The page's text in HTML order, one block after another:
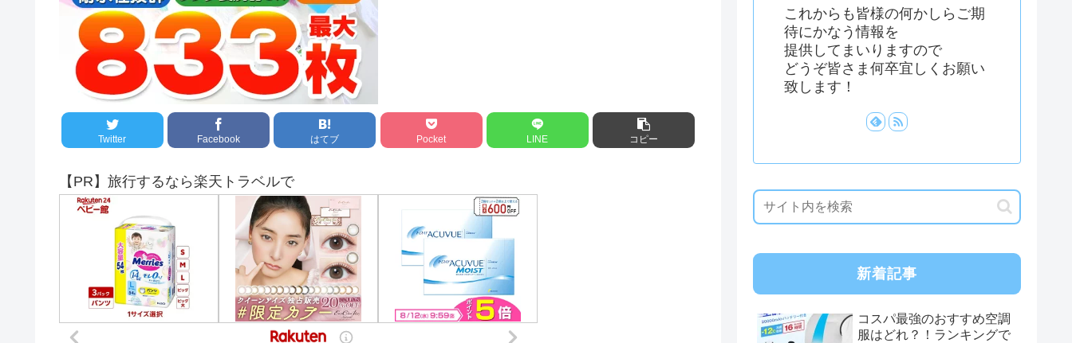
Twitter Facebook はてブ Pocket LINE コピー
【PR】旅行するなら楽天トラベルで
これからも皆様の何かしらご期
待にかなう情報を
提供してまいりますので
どうぞ皆さま何卒宜しくお願い
致します！
新着記事
コスパ最強のおすすめ空調
服はどれ？！ランキングで